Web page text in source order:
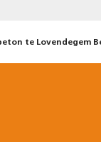
te Lovendegem